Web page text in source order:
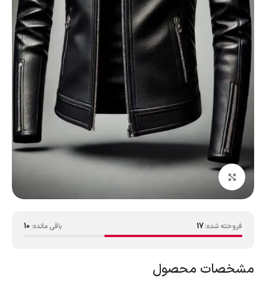
بزرگنمایی تصویر
فروخته شده: 17 باقی مانده: 10
مشخصات محصول